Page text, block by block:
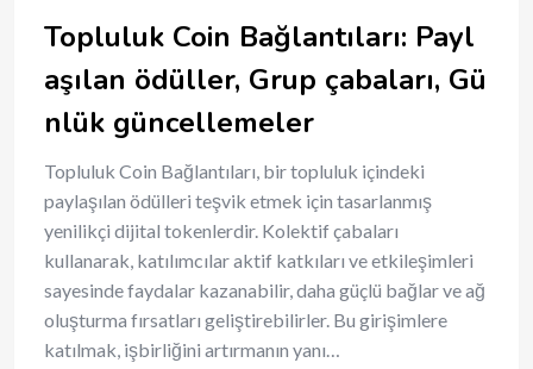
Topluluk Coin Bağlantıları: Payl
aşılan ödüller, Grup çabaları, Gü
nlük güncellemeler
Topluluk Coin Bağlantıları, bir topluluk içindeki
paylaşılan ödülleri teşvik etmek için tasarlanmış
yenilikçi dijital tokenlerdir. Kolektif çabaları
kullanarak, katılımcılar aktif katkıları ve etkileşimleri
sayesinde faydalar kazanabilir, daha güçlü bağlar ve ağ
oluşturma fırsatları geliştirebilirler. Bu girişimlere
katılmak, işbirliğini artırmanın yanı…